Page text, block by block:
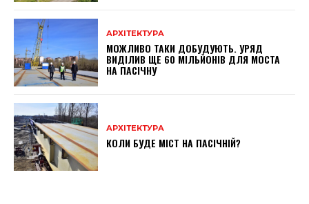
АРХІТЕКТУРА
МОЖЛИВО ТАКИ ДОБУДУЮТЬ. УРЯД
ВИДІЛИВ ЩЕ 60 МІЛЬЙОНІВ ДЛЯ МОСТА
НА ПАСІЧНУ
АРХІТЕКТУРА
КОЛИ БУДЕ МІСТ НА ПАСІЧНІЙ?